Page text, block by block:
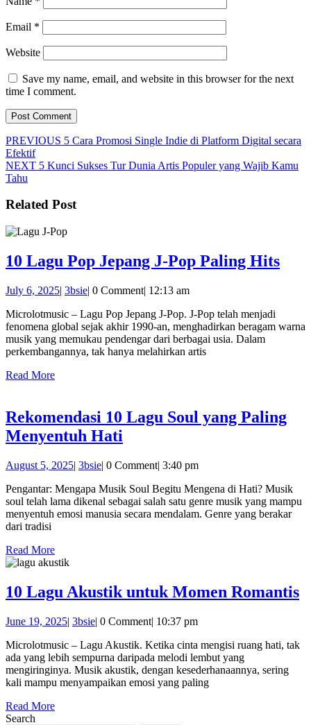
Email *
Website
Save my name, email, and website in this browser for the next
time I comment.
Post
navigation
PREVIOUS Previous
5 Cara Promosi Single Indie di Platform Digital secara
Efektif
NEXT Next
5 Kunci Sukses Tur Dunia Artis Populer yang Wajib Kamu
Tahu
Related Post
10 Lagu Pop Jepang J-Pop Paling Hits10
J-
July 6, 2025July
2025
| 3bsie3bsie
| 0 Comment| 12:13 am
Microlotmusic – Lagu Pop Jepang J-Pop. J-Pop telah menjadi
fenomena global sejak akhir 1990-an, menghadirkan beragam warna
musik yang memukau pendengar dari berbagai usia. Dalam
perkembangannya, tak hanya melahirkan artis
Read MoreRead
Rekomendasi 10 Lagu Soul yang Paling
Menyentuh Hati
Lagu
Soul
yang
August 5, 2025August
2025
| 3bsie3bsie
| 0 Comment| 3:40 pm
Pengantar: Mengapa Musik Soul Begitu Mengena di Hati? Musik
soul telah lama dikenal sebagai salah satu genre musik yang mampu
menyentuh emosi manusia secara mendalam. Genre yang berakar
dari tradisi
Read MoreRead
More
10 Lagu Akustik untuk Momen Romantis
June 19, 2025June
2025
| 3bsie3bsie
| 0 Comment| 10:37 pm
Microlotmusic – Lagu Akustik. Ketika cinta mengisi ruang hati, tak
ada yang lebih sempurna daripada melodi lembut yang
mengiringinya. Musik akustik, dengan kesederhanaannya, sering
kali mampu menyampaikan emosi yang paling
Read MoreRead
Search